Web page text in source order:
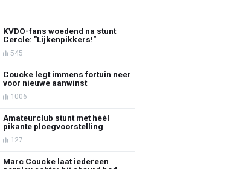
KVDO-fans woedend na stunt
Cercle: "Lijkenpikkers!"
545
Coucke legt immens fortuin neer
voor nieuwe aanwinst
1006
Amateurclub stunt met héél
pikante ploegvoorstelling
127
Marc Coucke laat iedereen